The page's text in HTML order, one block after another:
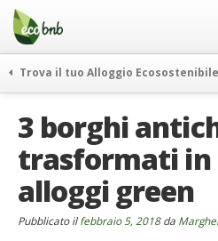
Menu
Salta
contenuto
Offerte Speciali
Regali
FAQ
Chi Siamo
Partner
Trova il tuo Alloggio Ecosostenibile
itinerari
curiosità
vivere e viaggiare verde
news ed eventi
3 borghi
trasformati in
alloggi green
Pubblicato ilfebbraio 5, 2018da